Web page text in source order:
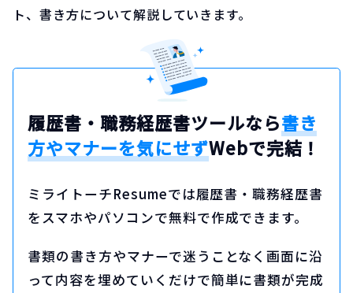
ト、書き方について解説していきます。
履歴書・職務経歴書ツールなら書き
方やマナーを気にせずWebで完結！
ミライトーチResumeでは履歴書・職務経歴書
をスマホやパソコンで無料で作成できます。
書類の書き方やマナーで迷うことなく画面に沿
って内容を埋めていくだけで簡単に書類が完成